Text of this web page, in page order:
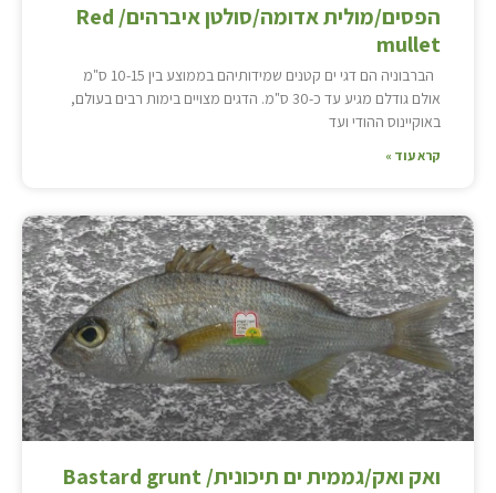
הפסים/מולית אדומה/סולטן איברהים/ Red
mullet
הברבוניה הם דגי ים קטנים שמידותיהם בממוצע בין 10-15 ס"מ
אולם גודלם מגיע עד כ-30 ס"מ. הדגים מצויים בימות רבים בעולם,
באוקיינוס ההודי ועד
קרא עוד »
ואק ואק/גממית ים תיכונית/ Bastard grunt